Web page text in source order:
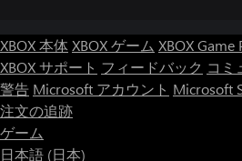
XBOX 本体XBOX ゲーム XBOX Game
XBOX サポート フィードバック コミ
警告 Microsoft アカウント Microsoft
注文の追跡
ゲーム
日本語 (日本)